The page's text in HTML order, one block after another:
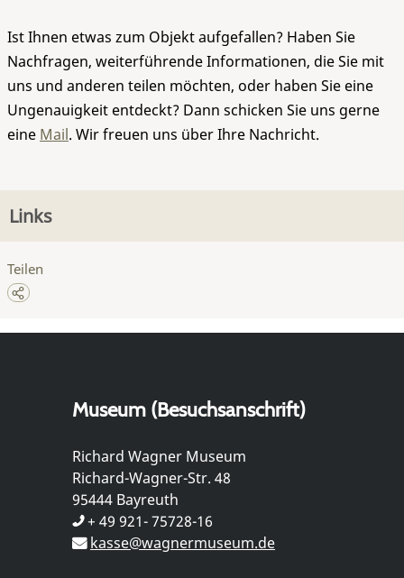
Ist Ihnen etwas zum Objekt aufgefallen? Haben Sie
Nachfragen, weiterführende Informationen, die Sie mit
uns und anderen teilen möchten, oder haben Sie eine
Ungenauigkeit entdeckt? Dann schicken Sie uns gerne
eine Mail. Wir freuen uns über Ihre Nachricht.
Links
Teilen
Museum (Besuchsanschrift)
Richard Wagner Museum
Richard-Wagner-Str. 48
95444 Bayreuth
+ 49 921- 75728-16
kasse@wagnermuseum.de